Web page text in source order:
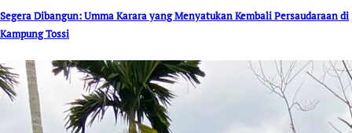
Segera Dibangun: Umma Karara yang Menyatukan Kembali Persaudaraan di
Kampung Tossi